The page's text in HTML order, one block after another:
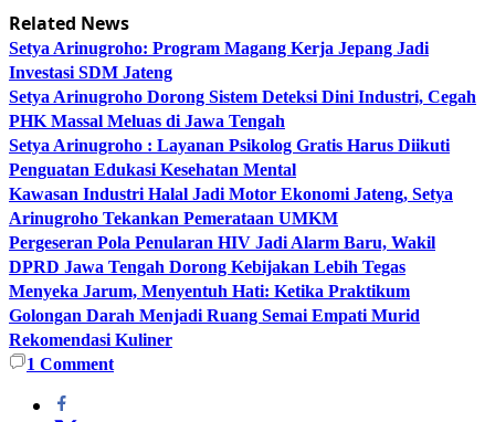
Related News
Setya Arinugroho: Program Magang Kerja Jepang Jadi
Investasi SDM Jateng
Setya Arinugroho Dorong Sistem Deteksi Dini Industri, Cegah
PHK Massal Meluas di Jawa Tengah
Setya Arinugroho : Layanan Psikolog Gratis Harus Diikuti
Penguatan Edukasi Kesehatan Mental
Kawasan Industri Halal Jadi Motor Ekonomi Jateng, Setya
Arinugroho Tekankan Pemerataan UMKM
Pergeseran Pola Penularan HIV Jadi Alarm Baru, Wakil
DPRD Jawa Tengah Dorong Kebijakan Lebih Tegas
Menyeka Jarum, Menyentuh Hati: Ketika Praktikum
Golongan Darah Menjadi Ruang Semai Empati Murid
Rekomendasi Kuliner
1 Comment